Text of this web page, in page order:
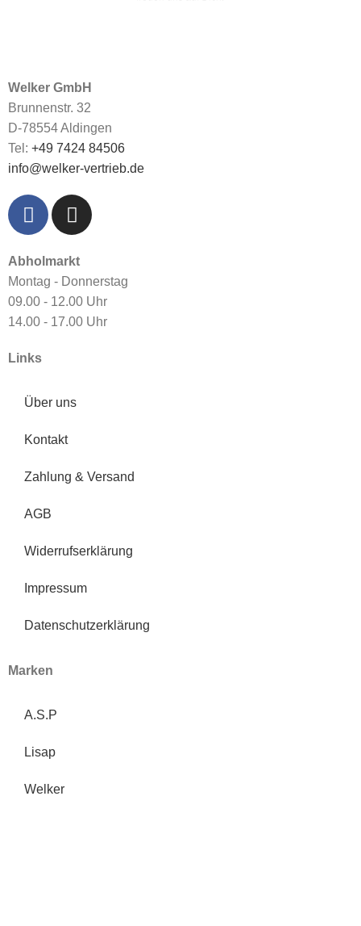
Welker GmbH
Brunnenstr. 32
D-78554 Aldingen
Tel: +49 7424 84506
info@welker-vertrieb.de
Abholmarkt
Montag - Donnerstag
09.00 - 12.00 Uhr
14.00 - 17.00 Uhr
Links
Über uns
Kontakt
Zahlung & Versand
AGB
Widerrufserklärung
Impressum
Datenschutzerklärung
Marken
A.S.P
Lisap
Welker